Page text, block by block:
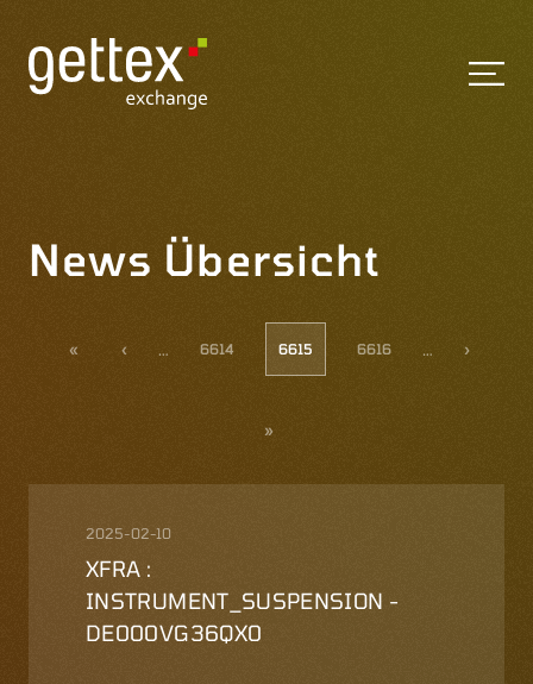
News Übersicht
« ‹ … 6614 6615 6616 … ›
»
2025-02-10
XFRA :
INSTRUMENT_SUSPENSION -
DE000VG36QX0